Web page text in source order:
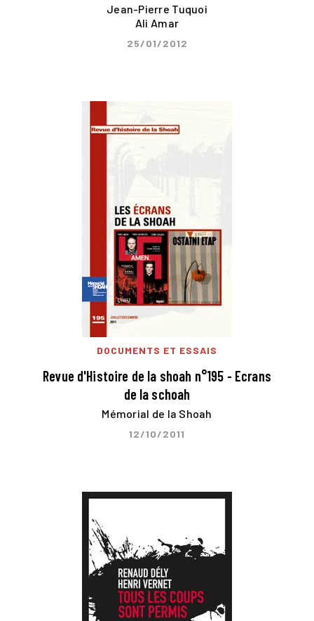
Jean-Pierre Tuquoi
Ali Amar
25/01/2012
DOCUMENTS ET ESSAIS
Revue d'Histoire de la shoah n°195 - Ecrans
de la schoah
Mémorial de la Shoah
12/10/2011